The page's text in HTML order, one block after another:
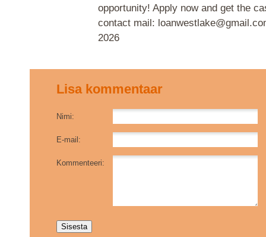
opportunity! Apply now and get the
contact mail:
2026
Lisa kommentaar
Nimi:
E-mail:
Kommenteeri: